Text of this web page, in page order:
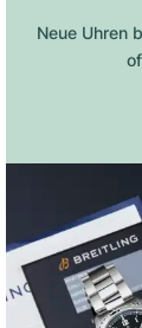
Neue Uhren